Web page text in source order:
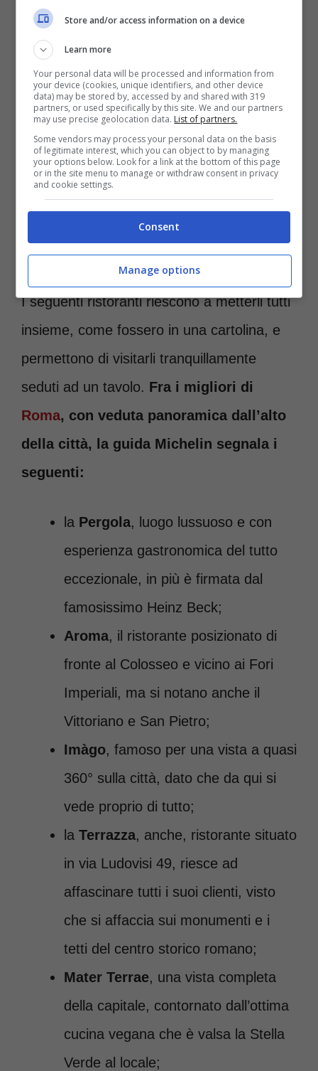
vederli tutti insieme dall’alto.
Ristorante consigliato dalla guida Michelin (Instagram –
imàgo_hassler) – Roma-News.it
I seguenti ristoranti riescono a metterli tutti
insieme, come fossero in una cartolina, e
permettono di visitarli tranquillamente
seduti ad un tavolo. Fra i migliori di
Roma, con veduta panoramica dall’alto
della città, la guida Michelin segnala i
seguenti:
la Pergola, luogo lussuoso e con
esperienza gastronomica del tutto
eccezionale, in più è firmata dal
famosissimo Heinz Beck;
Aroma, il ristorante posizionato di
fronte al Colosseo e vicino ai Fori
Imperiali, ma si notano anche il
Vittoriano e San Pietro;
Imàgo, famoso per una vista a quasi
360° sulla città, dato che da qui si
vede proprio di tutto;
la Terrazza, anche, ristorante situato
in via Ludovisi 49, riesce ad
affascinare tutti i suoi clienti, visto
che si affaccia sui monumenti e i
tetti del centro storico romano;
Mater Terrae, una vista completa
della capitale, contornato dall’ottima
cucina vegana che è valsa la Stella
Verde al locale;
Store and/or access information on a device
Learn more
Your personal data will be processed and information from
your device (cookies, unique identifiers, and other device
data) may be stored by, accessed by and shared with 319
partners, or used specifically by this site. We and our partners
may use precise geolocation data. List of partners.
Some vendors may process your personal data on the basis
of legitimate interest, which you can object to by managing
your options below. Look for a link at the bottom of this page
or in the site menu to manage or withdraw consent in privacy
and cookie settings.
Consent
Manage options